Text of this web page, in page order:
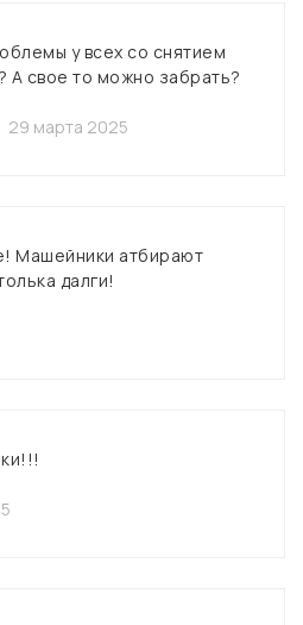
у всех со снятием
А свое то можно забрать?
29 марта 2025
Машейники атбирают
далги!